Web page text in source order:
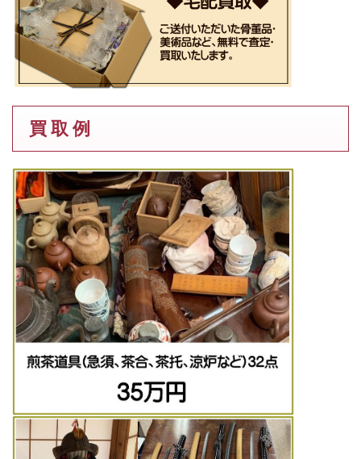
買 取 例